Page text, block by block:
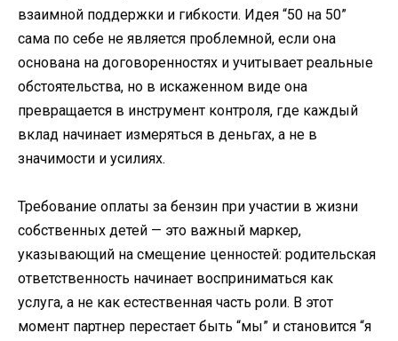
взаимной поддержки и гибкости. Идея “50 на 50”
сама по себе не является проблемной, если она
основана на договоренностях и учитывает реальные
обстоятельства, но в искаженном виде она
превращается в инструмент контроля, где каждый
вклад начинает измеряться в деньгах, а не в
значимости и усилиях.
Требование оплаты за бензин при участии в жизни
собственных детей — это важный маркер,
указывающий на смещение ценностей: родительская
ответственность начинает восприниматься как
услуга, а не как естественная часть роли. В этот
момент партнер перестает быть “мы” и становится “я